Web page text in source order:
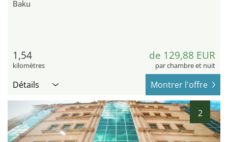
Baku
1,54
kilomètres
de 129,88 EUR
par chambre et nuit
Détails Montrer l'offre
2